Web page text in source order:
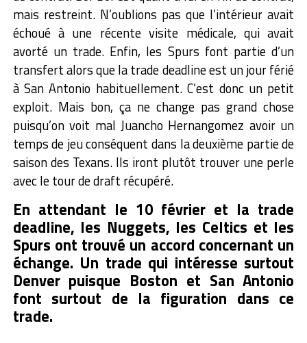
mais restreint. N’oublions pas que l’intérieur avait
échoué à une récente visite médicale, qui avait
avorté un trade. Enfin, les Spurs font partie d’un
transfert alors que la trade deadline est un jour férié
à San Antonio habituellement. C’est donc un petit
exploit. Mais bon, ça ne change pas grand chose
puisqu’on voit mal Juancho Hernangomez avoir un
temps de jeu conséquent dans la deuxième partie de
saison des Texans. Ils iront plutôt trouver une perle
avec le tour de draft récupéré.
En attendant le 10 février et la trade
deadline, les Nuggets, les Celtics et les
Spurs ont trouvé un accord concernant un
échange. Un trade qui intéresse surtout
Denver puisque Boston et San Antonio
font surtout de la figuration dans ce
trade.